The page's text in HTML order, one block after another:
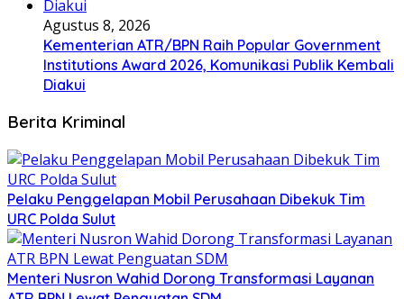
Agustus 8, 2026
Kementerian ATR/BPN Raih Popular Government
Institutions Award 2026, Komunikasi Publik Kembali
Diakui
Berita Kriminal
​Pelaku Penggelapan Mobil Perusahaan Dibekuk Tim
URC Polda Sulut
​Menteri Nusron Wahid Dorong Transformasi Layanan